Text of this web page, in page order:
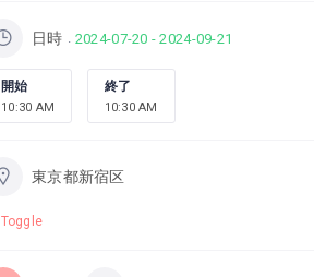
日時 2024-07-20 - 2024-09-21
開始
10:30 AM
終了
10:30 AM
東京都新宿区
Toggle